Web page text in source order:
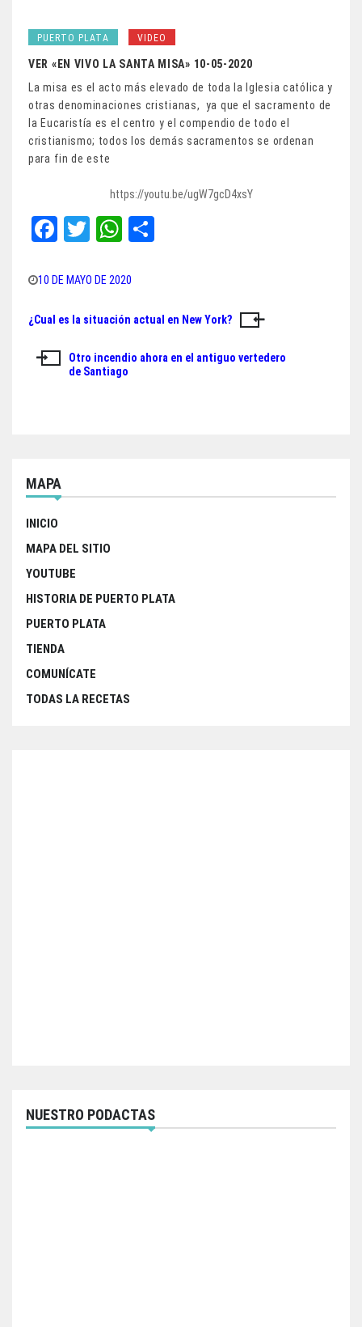
PUERTO PLATA VIDEO
VER «EN VIVO LA SANTA MISA» 10-05-2020
La misa es el acto más elevado de toda la Iglesia católica y
otras denominaciones cristianas, ​ ya que el sacramento de
la Eucaristía es el centro y el compendio de todo el
cristianismo;​ todos los demás sacramentos se ordenan
para fin de este
https://youtu.be/ugW7gcD4xsY
Fa
bo
ok
T
tt
er
W
ts
A
pp
10 DE MAYO DE 2020
Navegación
de
¿Cual es la situación actual en New York?
Otro incendio ahora en el antiguo vertedero
de Santiago
MAPA
INICIO
MAPA DEL SITIO
YOUTUBE
HISTORIA DE PUERTO PLATA
PUERTO PLATA
TIENDA
COMUNÍCATE
TODAS LA RECETAS
NUESTRO PODACTAS